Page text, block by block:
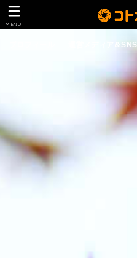
運営メディア＆SNS
MENU